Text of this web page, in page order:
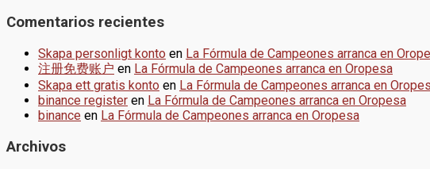
Comentarios recientes
Skapa personligt konto en La Fórmula de Campeones arranca en
注册免费账户 en La Fórmula de Campeones arranca en Oropesa
Skapa ett gratis konto en La Fórmula de Campeones arranca en
binance register en La Fórmula de Campeones arranca en Oropesa
binance en La Fórmula de Campeones arranca en Oropesa
Archivos